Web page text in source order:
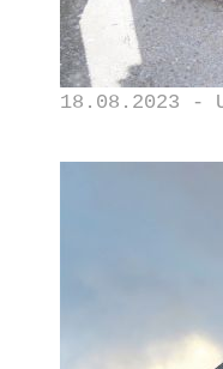
18.08.2023 -